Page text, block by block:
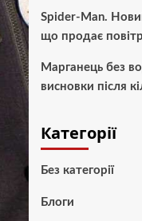
Spider-Man.
що продає
Марганець без
висновки після
Категорії
Без категорії
Блоги